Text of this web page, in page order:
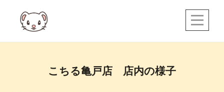
content
こちる亀戸店 店内の様子